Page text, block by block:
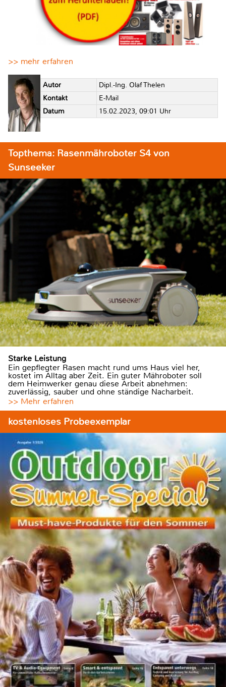
>> mehr erfahren
Autor
Dipl.-Ing. Olaf Thelen
Kontakt
E-Mail
Datum
15.02.2023, 09:01 Uhr
Topthema: Rasenmähroboter S4 von
Sunseeker
Starke Leistung
Ein gepflegter Rasen macht rund ums Haus viel her,
kostet im Alltag aber Zeit. Ein guter Mähroboter soll
dem Heimwerker genau diese Arbeit abnehmen:
zuverlässig, sauber und ohne ständige Nacharbeit.
>> Mehr erfahren
kostenloses Probeexemplar